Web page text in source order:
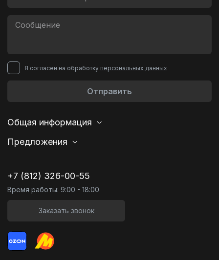
Я согласен на обработку персональных данных
Отправить
Общая информация
Предложения
+7 (812) 326-00-55
Время работы: 9:00 - 18:00
Заказать звонок